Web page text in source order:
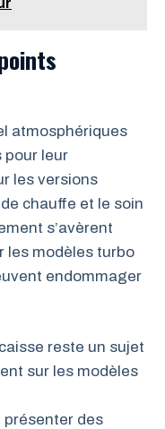
atmosphériques
pour leur
les versions
chauffe et le soin
s’avèrent
les modèles turbo
endommager
reste un sujet
sur les modèles
présenter des